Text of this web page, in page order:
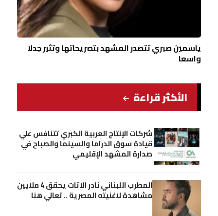
ياسمين صبري تتصدر المشهد بتصريحاتها وتثير جدلا
واسعا
الأكثر قراءة
شركات الإنتاج العربية الكبري تتنافس علي
قيادة سوق الدراما والسينما والصباح في
صدارة المشهد الإقليمي
المطرب اللبناني نادر الاتات يحقق 4 ملايين
مشاهدة لاغنيته المصرية .. تعالي هنا